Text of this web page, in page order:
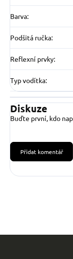
Barva:
Podšitá ručka:
Reflexní prvky:
Typ vodítka:
Diskuze
Buďte první, kdo
Přidat komentář